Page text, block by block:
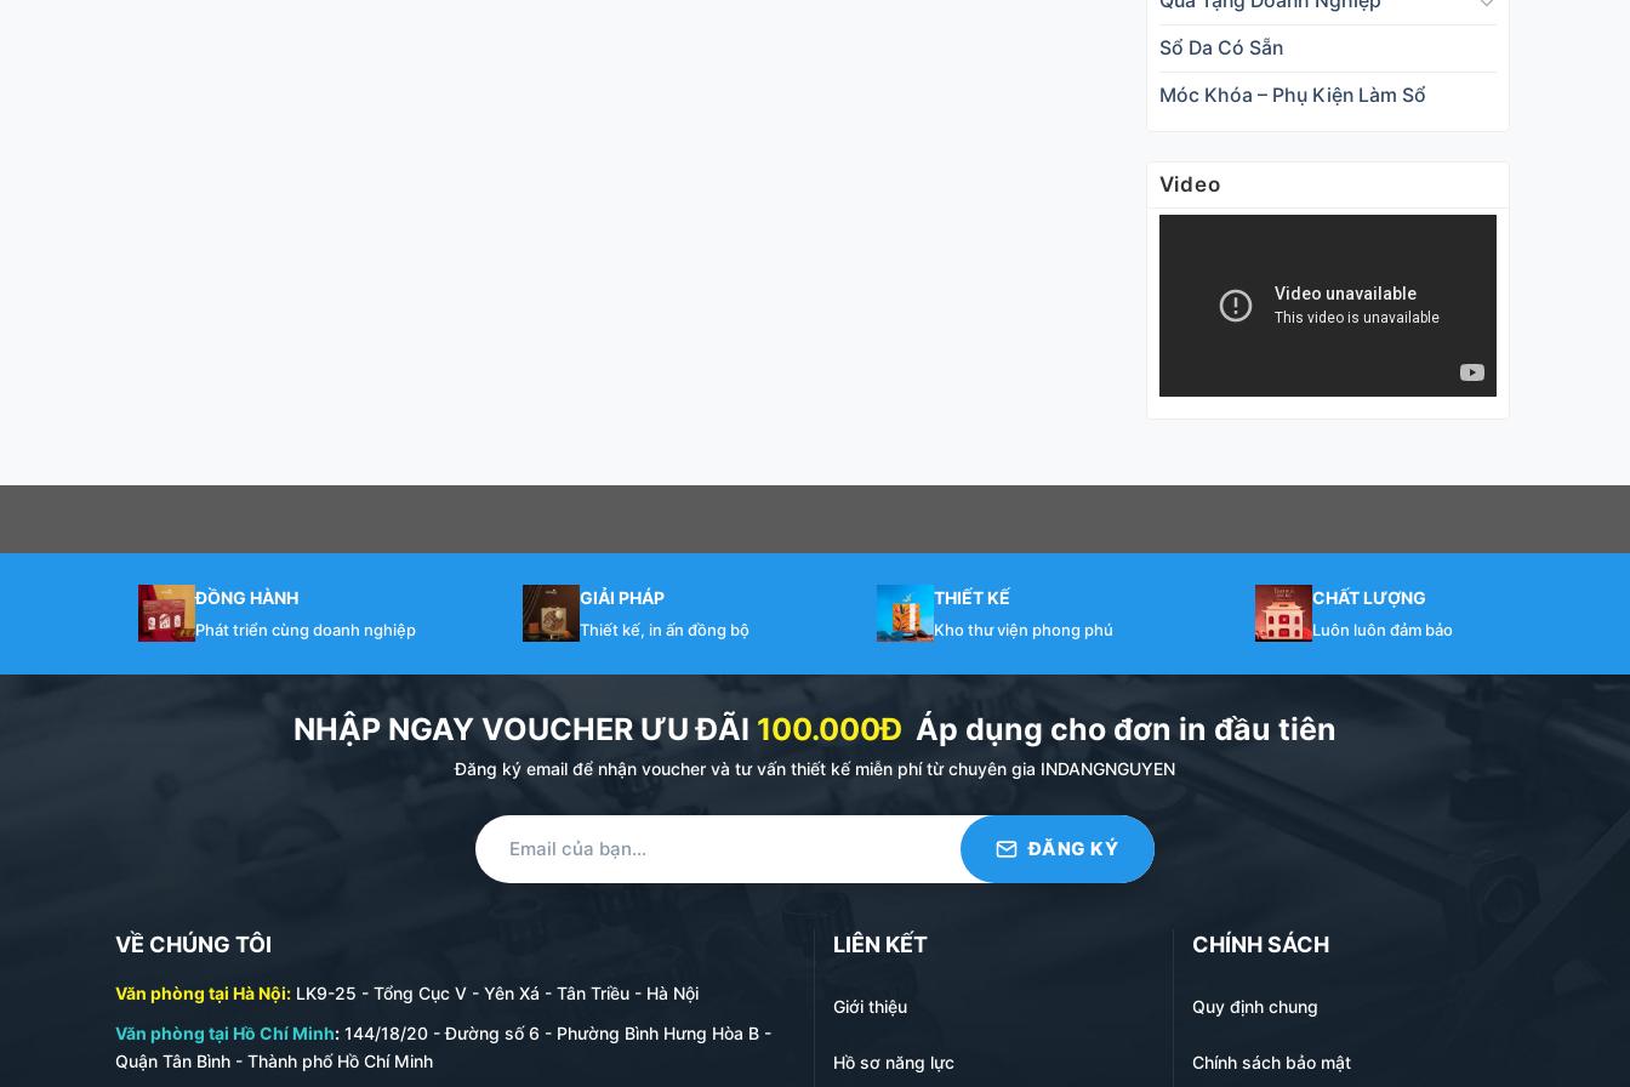
Sổ Da Có Sẵn
Móc Khóa – Phụ Kiện Làm Sổ
Video
ĐỒNG HÀNH
Phát triển cùng doanh nghiệp
GIẢI PHÁP
Thiết kế, in ấn đồng bộ
THIẾT KẾ
Kho thư viện phong phú
CHẤT LƯỢNG
Luôn luôn đảm bảo
NHẬP NGAY VOUCHER ƯU ĐÃI 100.000Đ Áp dụng cho đơn in đầu tiên
Đăng ký email để nhận voucher và tư vấn thiết kế miễn phí từ chuyên gia INDANGNGUYEN
VỀ CHÚNG TÔI
Văn phòng tại Hà Nội: LK9-25 - Tổng Cục V - Yên Xá - Tân Triều - Hà Nội
Văn phòng tại Hồ Chí Minh: 144/18/20 - Đường số 6 - Phường Bình Hưng Hòa B -
Quận Tân Bình - Thành phố Hồ Chí Minh
LIÊN KẾT
Giới thiệu
Hồ sơ năng lực
CHÍNH SÁCH
Quy định chung
Chính sách bảo mật